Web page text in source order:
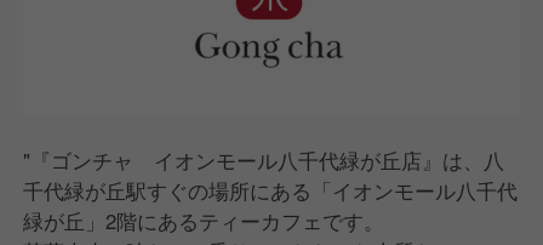
"『ゴンチャ イオンモール八千代緑が丘店』は、八
千代緑が丘駅すぐの場所にある「イオンモール八千代
緑が丘」2階にあるティーカフェです。